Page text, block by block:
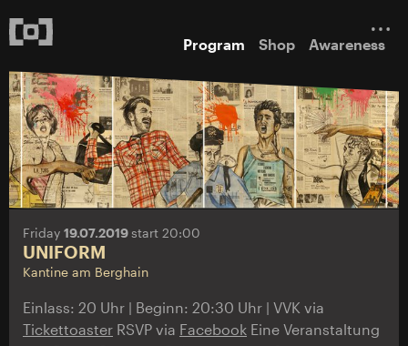
Program Shop Awareness
Friday 19.07.2019start 20:00
UNIFORM
Kantine am Berghain
Einlass: 20 Uhr | Beginn: 20:30 Uhr | VVK via
Tickettoaster RSVP via Facebook Eine Veranstaltung